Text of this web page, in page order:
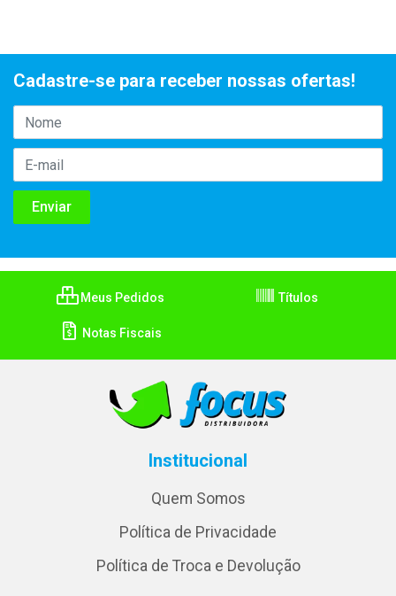
Cadastre-se para receber nossas ofertas!
Meus Pedidos Títulos
Notas Fiscais
Institucional
Quem Somos
Política de Privacidade
Política de Troca e Devolução